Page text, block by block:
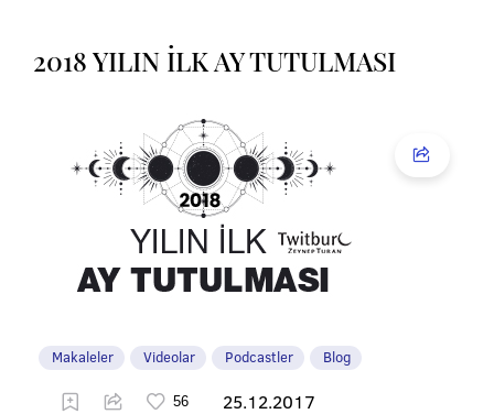
2018 YILIN İLK AY TUTULMASI
Makaleler Videolar Podcastler Blog
25.12.2017